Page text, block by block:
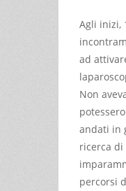
Agli inizi,
ad
Non
andati in
ricerca di
percorsi